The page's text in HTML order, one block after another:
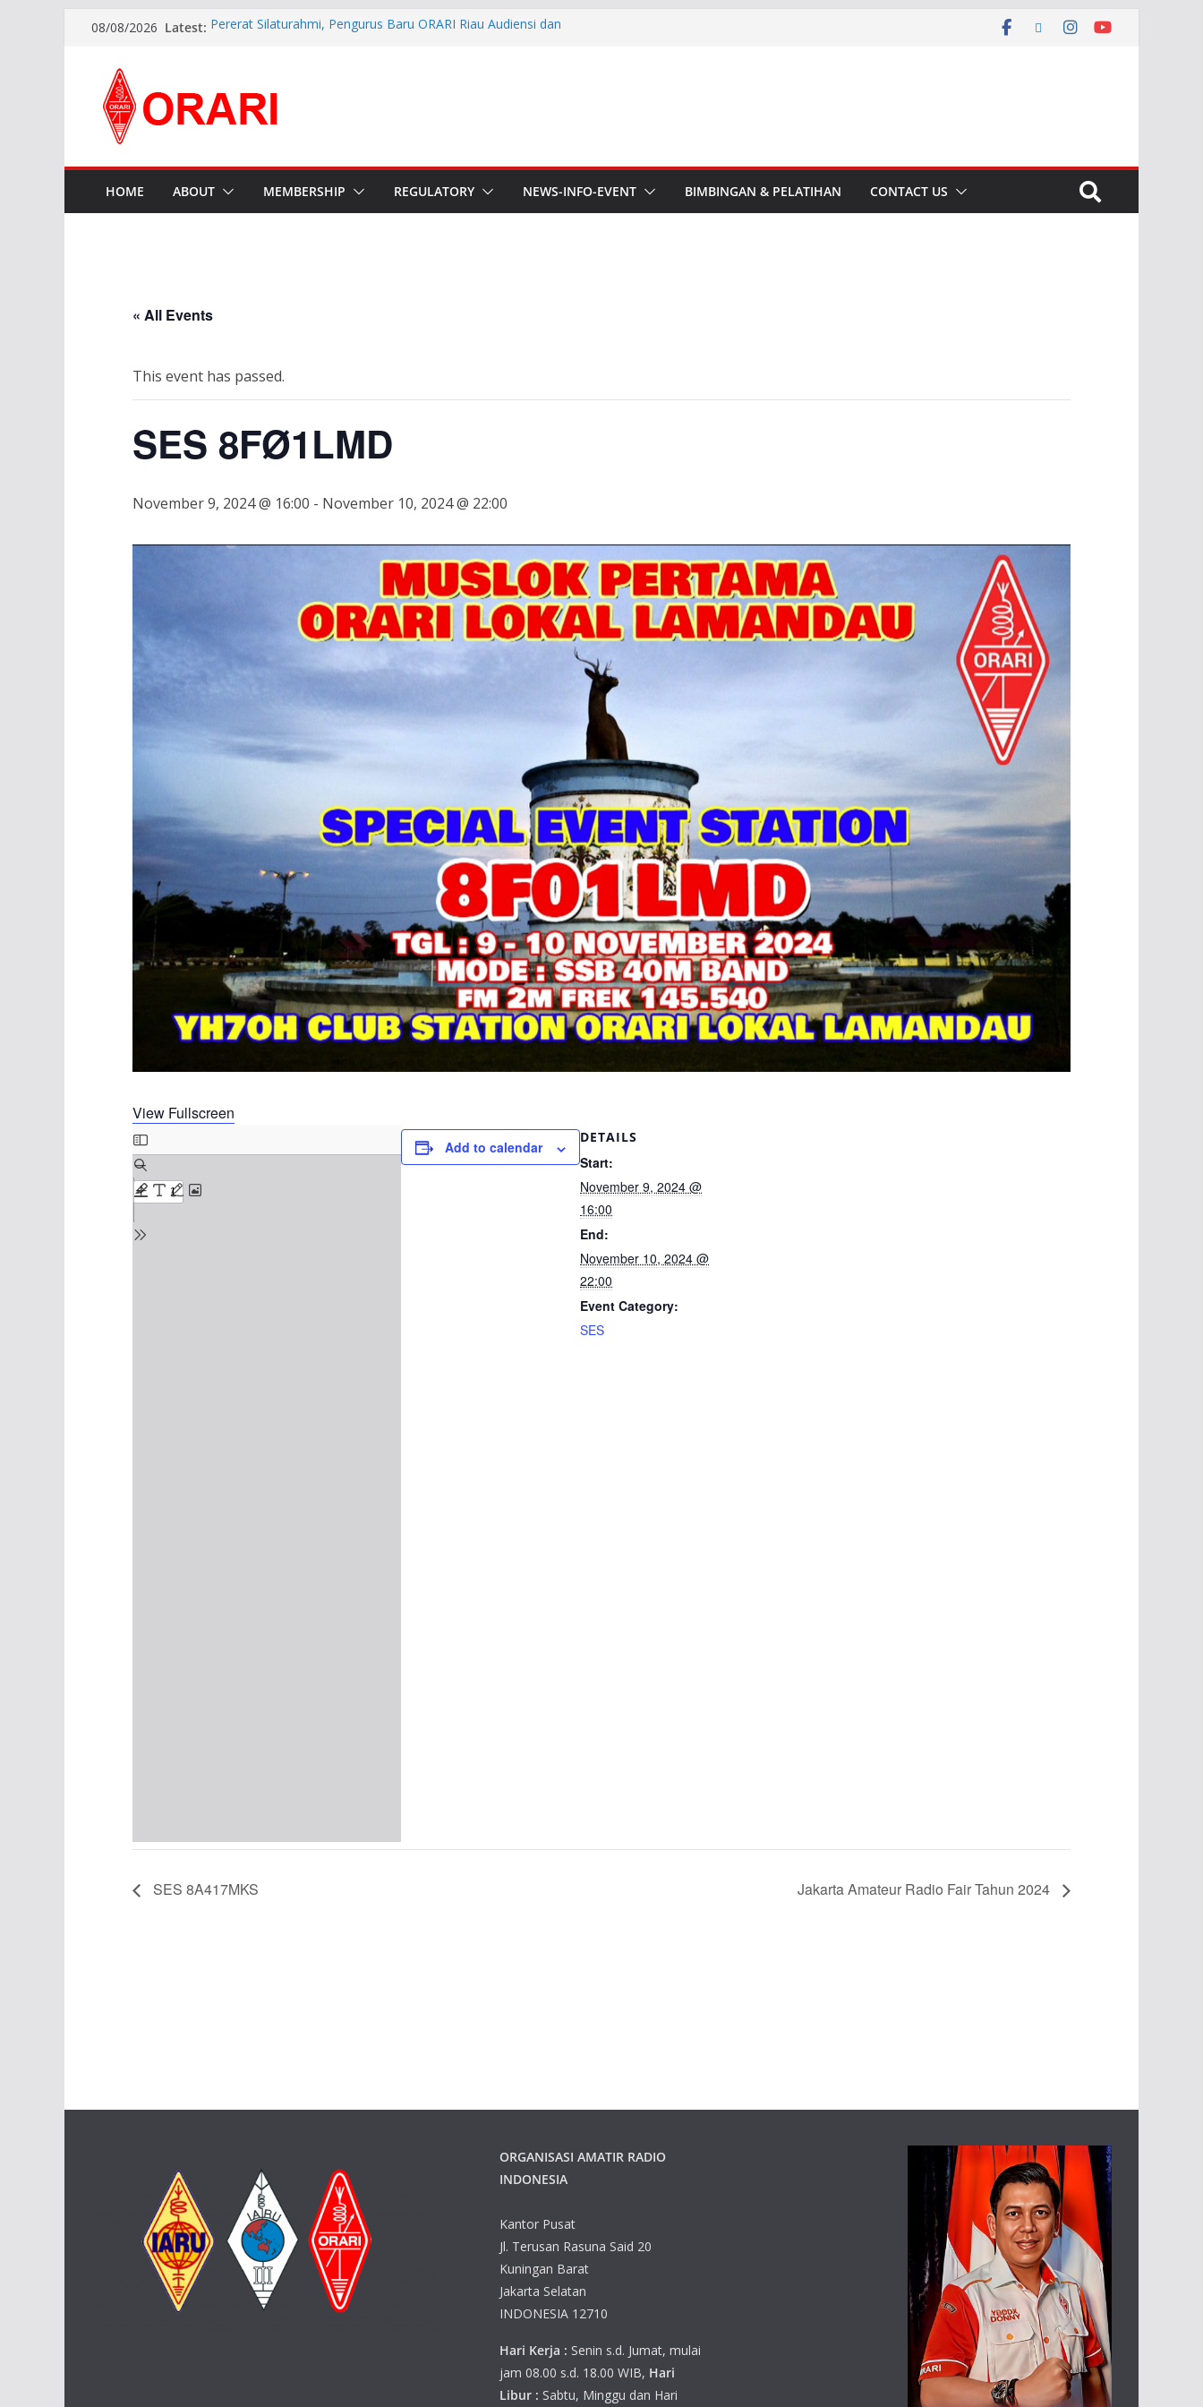
08/08/2026 Latest: Pererat Silaturahmi, Pengurus Baru ORARI Riau Audiensi dan
Preparatory Group for WRC-27 )
Aftiyedi Dalimunthe (YC5NNF) Resmi Pimpin ORARI Lokal
Perkokoh Sinergi Amatir Radio, Ketua Orari Daerah Riau
Beserta Jajaran Hadiri Muslok III Bengkalis
HOME ABOUT MEMBERSHIP REGULATORY NEWS-INFO-EVENT BIMBINGAN & PELATIHAN CONTACT US
« All Events
This event has passed.
SES 8FØ1LMD
November 9, 2024 @ 16:00 - November 10, 2024 @ 22:00
View Fullscreen
Add to calendar
DETAILS
Start:
November 9, 2024 @
16:00
End:
November 10, 2024 @
22:00
Event Category:
SES
SES 8A417MKS Jakarta Amateur Radio Fair Tahun 2024
ORGANISASI AMATIR RADIO
INDONESIA
Kantor Pusat
Jl. Terusan Rasuna Said 20
Kuningan Barat
Jakarta Selatan
INDONESIA 12710
Hari Kerja : Senin s.d. Jumat, mulai
jam 08.00 s.d. 18.00 WIB, Hari
Libur : Sabtu, Minggu dan Hari